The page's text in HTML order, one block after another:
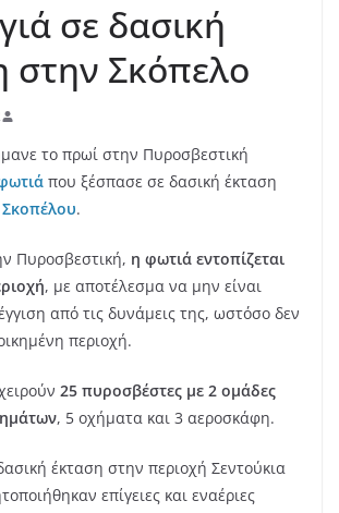
σε δασική
στην Σκόπελο
το πρωί στην Πυροσβεστική
που ξέσπασε σε δασική έκταση
Σκοπέλου.
Πυροσβεστική, η φωτιά εντοπίζεται
, με αποτέλεσμα να μην είναι
από τις δυνάμεις της, ωστόσο δεν
περιοχή.
25 πυροσβέστες με 2 ομάδες
, 5 οχήματα και 3 αεροσκάφη.
έκταση στην περιοχή Σεντούκια
επίγειες και εναέριες